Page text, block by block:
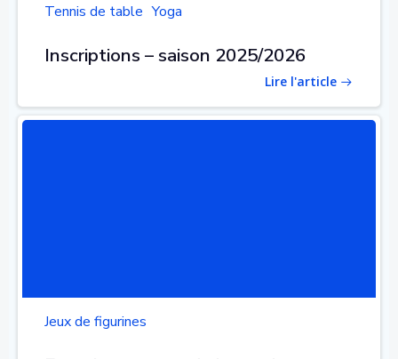
Tennis de table Yoga
Inscriptions – saison 2025/2026
Lire l'article
Jeux de figurines